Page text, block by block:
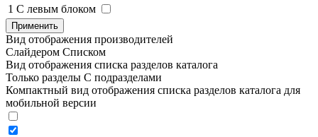
1 C левым блоком
Применить
Вид отображения производителей
Слайдером Списком
Вид отображения списка разделов каталога
Только разделы С подразделами
Компактный вид отображения списка разделов каталога для
мобильной версии